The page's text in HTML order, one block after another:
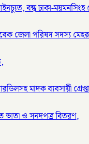
বন্ধ ঢাকা-
জেলা পরিষদ সদস্য
মাদক ব্যবসায়ী
ভাতা ও সনদপত্র বিতরণ,